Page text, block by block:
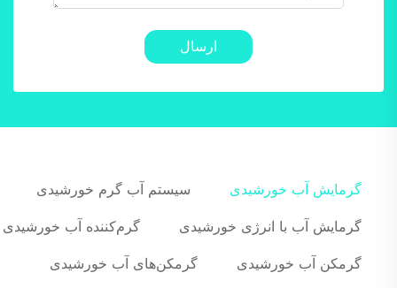
ارسال
گرمایش آب خورشیدی سیستم آب گرم خورشیدی
گرمایش آب با انرژی خورشیدی گرم‌کننده آب خورشیدی
گرمکن آب خورشیدی گرمکن‌های آب خورشیدی